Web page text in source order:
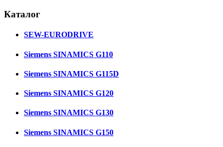
Каталог
SEW-EURODRIVE
Siemens SINAMICS G110
Siemens SINAMICS G115D
Siemens SINAMICS G120
Siemens SINAMICS G130
Siemens SINAMICS G150